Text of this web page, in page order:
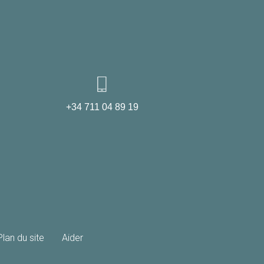
+34 711 04 89 19
du site Aider